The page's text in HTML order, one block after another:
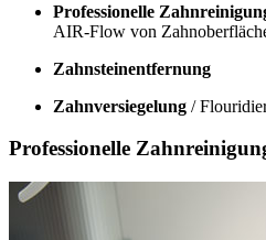
Professionelle
AIR-Flow von
Zahnsteinentfernung
Zahnversiegelung /
Professionelle